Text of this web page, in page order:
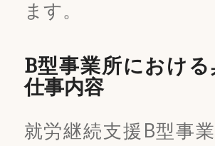
ます。
B型事業所における
仕事内容
就労継続支援B型事業